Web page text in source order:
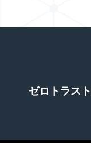
ゼロトラスト